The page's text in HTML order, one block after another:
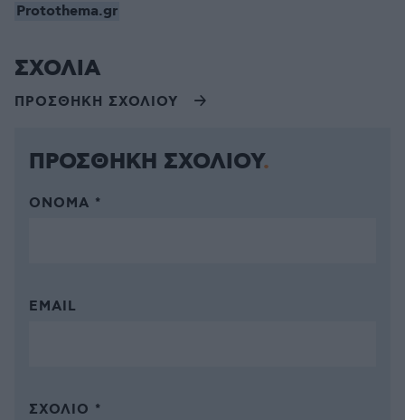
Protothema.gr
ΣΧΟΛΙΑ
ΠΡΟΣΘΗΚΗ ΣΧΟΛΙΟΥ
ΠΡΟΣΘΗΚΗ ΣΧΟΛΙΟΥ
ΌΝΟΜΑ *
EMAIL
ΣΧΌΛΙΟ *